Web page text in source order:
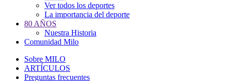
Ver todos los deportes
La importancia del deporte
80 AÑOS
Nuestra Historia
Comunidad Milo
Sobre MILO
ARTÍCULOS
Preguntas frecuentes